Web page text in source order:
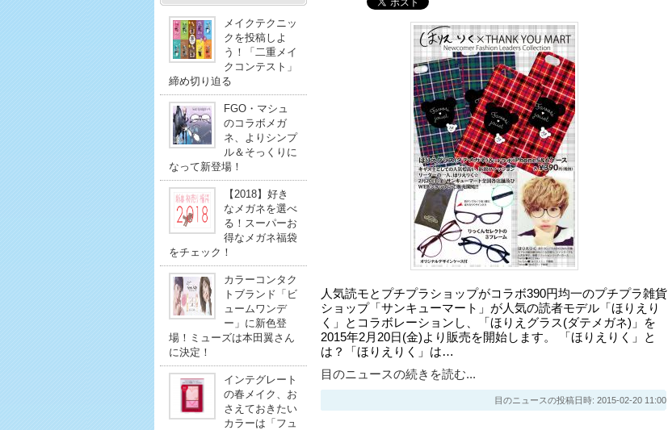
メイクテクニッ
クを投稿しよ
う！「二重メイ
クコンテスト」
締め切り迫る
FGO・マシュ
のコラボメガ
ネ、よりシンプ
ル＆そっくりに
なって新登場！
【2018】好き
なメガネを選べ
る！スーパーお
得なメガネ福袋
をチェック！
カラーコンタク
トブランド「ビ
ュームワンデ
ー」に新色登
場！ミューズは本田翼さん
に決定！
インテグレート
の春メイク、お
さえておきたい
カラーは「フュ
人気読モとプチプラショップがコラボ390円均一のプチプラ雑貨
ショップ「サンキューマート」が人気の読者モデル「ほりえり
く」とコラボレーションし、「ほりえグラス(ダテメガネ)」を
2015年2月20日(金)より販売を開始します。 「ほりえりく」と
は？「ほりえりく」は…
目のニュースの続きを読む...
目のニュースの投稿日時: 2015-02-20 11:00